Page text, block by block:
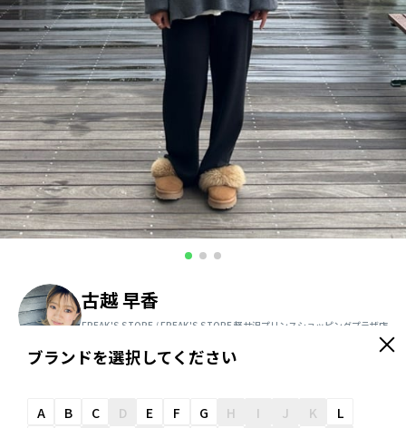
古越 早香
FREAK'S STORE / FREAK'S STORE 軽井沢プリンスショッピングプラザ店
友だち追加
ブランドを選択してください
A B C D E F G H I J K
L